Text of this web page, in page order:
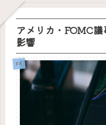
アメリカ・FOMC
影響
FX